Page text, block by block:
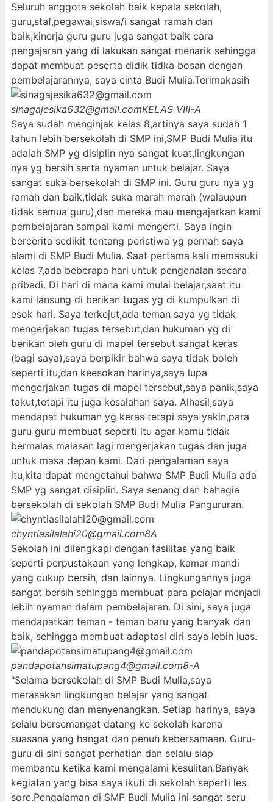
Seluruh anggota sekolah baik kepala sekolah,
guru,staf,pegawai,siswa/i sangat ramah dan
baik,kinerja guru guru juga sangat baik cara
pengajaran yang di lakukan sangat menarik sehingga
dapat membuat peserta didik tidka bosan dengan
pembelajarannya, saya cinta Budi Mulia.Terimakasih
sinagajesika632@gmail.comKELAS VIII-A
Saya sudah menginjak kelas 8,artinya saya sudah 1
tahun lebih bersekolah di SMP ini,SMP Budi Mulia itu
adalah SMP yg disiplin nya sangat kuat,lingkungan
nya yg bersih serta nyaman untuk belajar. Saya
sangat suka bersekolah di SMP ini. Guru guru nya yg
ramah dan baik,tidak suka marah marah (walaupun
tidak semua guru),dan mereka mau mengajarkan kami
pembelajaran sampai kami mengerti. Saya ingin
bercerita sedikit tentang peristiwa yg pernah saya
alami di SMP Budi Mulia. Saat pertama kali memasuki
kelas 7,ada beberapa hari untuk pengenalan secara
pribadi. Di hari di mana kami mulai belajar,saat itu
kami lansung di berikan tugas yg di kumpulkan di
esok hari. Saya terkejut,ada teman saya yg tidak
mengerjakan tugas tersebut,dan hukuman yg di
berikan oleh guru di mapel tersebut sangat keras
(bagi saya),saya berpikir bahwa saya tidak boleh
seperti itu,dan keesokan harinya,saya lupa
mengerjakan tugas di mapel tersebut,saya panik,saya
takut,tetapi itu juga kesalahan saya. Alhasil,saya
mendapat hukuman yg keras tetapi saya yakin,para
guru guru membuat seperti itu agar kamu tidak
bermalas malasan lagi mengerjakan tugas dan juga
untuk masa depan kami. Dari pengalaman saya
itu,kita dapat mengetahui bahwa SMP Budi Mulia ada
SMP yg sangat disiplin. Saya senang dan bahagia
bersekolah di sekolah SMP Budi Mulia Pangururan.
chyntiasilalahi20@gmail.com8A
Sekolah ini dilengkapi dengan fasilitas yang baik
seperti perpustakaan yang lengkap, kamar mandi
yang cukup bersih, dan lainnya. Lingkungannya juga
sangat bersih sehingga membuat para pelajar menjadi
lebih nyaman dalam pembelajaran. Di sini, saya juga
mendapatkan teman - teman baru yang banyak dan
baik, sehingga membuat adaptasi diri saya lebih luas.
pandapotansimatupang4@gmail.com8-A
"Selama bersekolah di SMP Budi Mulia,saya
merasakan lingkungan belajar yang sangat
mendukung dan menyenangkan. Setiap harinya, saya
selalu bersemangat datang ke sekolah karena
suasana yang hangat dan penuh kebersamaan. Guru-
guru di sini sangat perhatian dan selalu siap
membantu ketika kami mengalami kesulitan.Banyak
kegiatan yang bisa saya ikuti di sekolah seperti les
sore.Pengalaman di SMP Budi Mulia ini sangat seru